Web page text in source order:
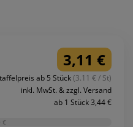
3,11 €
ab 5 Stück(3.11 € / St)
inkl. MwSt. & zzgl. Versand
ab 1 Stück 3,44 €
€